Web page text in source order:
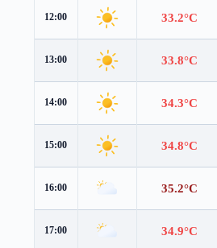
12:00 33.2°C
13:00 33.8°C
14:00 34.3°C
15:00 34.8°C
16:00 35.2°C
17:00 34.9°C